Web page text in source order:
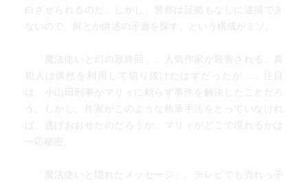
白させられるのだ。しかし、警察は証拠もなしに逮捕でき
ないので、何とか供述の矛盾を探す、という構成がミソ。
「魔法使いと幻の最終回」。人気作家が殺害される。真
犯人は偶然を利用して切り抜けたはずだったが…。注目
は、小山田刑事がマリィに頼らず事件を解決したことだろ
う。しかし、作家がこのような執筆手法をとっていなけれ
ば、逃げおおせたのだろうか。マリィがどこで現れるかは
一応秘密。
「魔法使いと隠れたメッセージ」。テレビでも売れっ子